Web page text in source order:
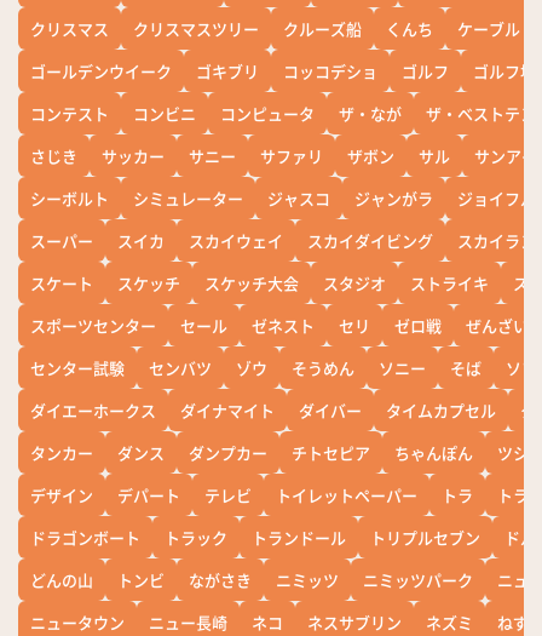
クリスマス
クリスマスツリー クルーズ船 くんち
ケーブル
ゴールデンウイーク
ゴキブリ コッコデショ ゴルフ
ゴルフ場
コンテスト
コンビニ コンピュータ ザ・なが
ザ・ベストテン
さじき
サッカー サニー サファリ ザボン サル
サンアイ
シーボルト
シミュレーター ジャスコ ジャンがラ
ジョイフル
スーパー
スイカ スカイウェイ スカイダイビング
スカイラン
スケート
スケッチ スケッチ大会 スタジオ ストライキ
ス
スポーツセンター
セール ゼネスト セリ ゼロ戦
ぜんざい
センター試験
センバツ ゾウ そうめん ソニー そば
ソ
ダイエーホークス
ダイナマイト ダイバー タイムカプセル
タ
タンカー
ダンス ダンプカー チトセピア ちゃんぽん
ツシ
デザイン
デパート テレビ トイレットペーパー トラ
トラ
ドラゴンボート
トラック トランドール トリプルセブン
ド
どんの山
トンビ ながさき ニミッツ ニミッツパーク
ニュ
ニュータウン
ニュー長崎 ネコ ネスサブリン ネズミ
ねず